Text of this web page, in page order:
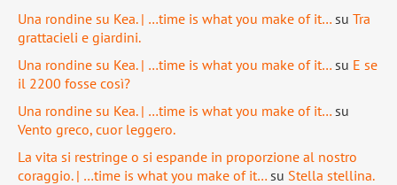
Una rondine su Kea. | …time is what you make of it… su Tra
grattacieli e giardini.
Una rondine su Kea. | …time is what you make of it… su E se
il 2200 fosse così?
Una rondine su Kea. | …time is what you make of it… su
Vento greco, cuor leggero.
La vita si restringe o si espande in proporzione al nostro
coraggio. | …time is what you make of it… su Stella stellina.